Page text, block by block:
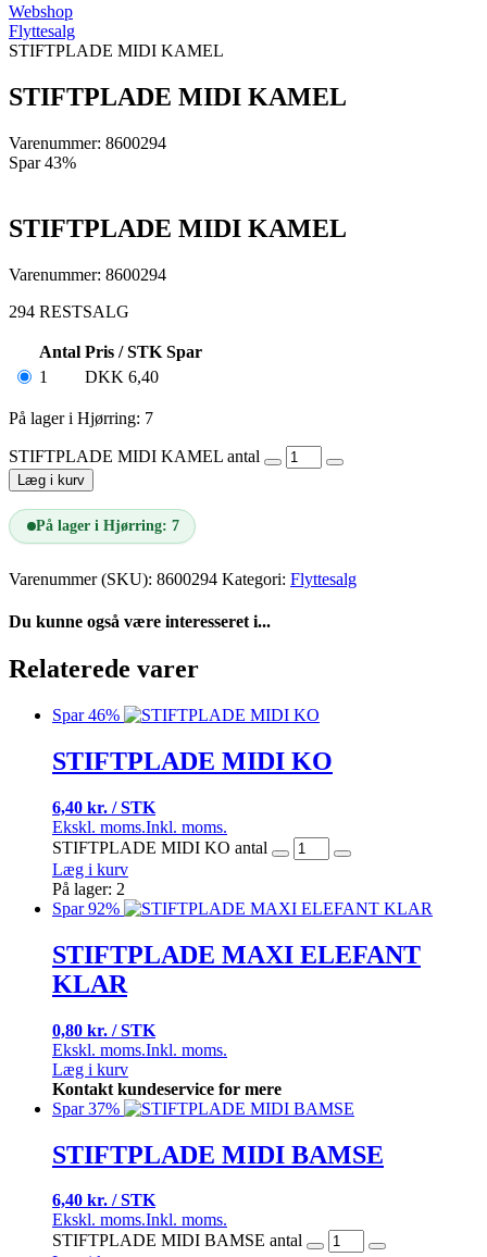
Webshop
Flyttesalg
STIFTPLADE MIDI KAMEL
STIFTPLADE MIDI KAMEL
Varenummer: 8600294
Spar 43%
STIFTPLADE MIDI KAMEL
Varenummer: 8600294
294 RESTSALG
Antal Pris / STK Spar
1
DKK 6,40
På lager i Hjørring: 7
STIFTPLADE MIDI KAMEL antal
Læg i kurv
På lager i Hjørring: 7
Varenummer (SKU): 8600294 Kategori: Flyttesalg
Du kunne også være interesseret i...
Relaterede varer
Spar 46%
STIFTPLADE MIDI KO
6,40 kr. / STK
Ekskl. moms.Inkl. moms.
STIFTPLADE MIDI KO antal
Læg i kurv
På lager: 2
Spar 92%
STIFTPLADE MAXI ELEFANT
KLAR
0,80 kr. / STK
Ekskl. moms.Inkl. moms.
Læg i kurv
Kontakt kundeservice for mere
Spar 37%
STIFTPLADE MIDI BAMSE
6,40 kr. / STK
Ekskl. moms.Inkl. moms.
STIFTPLADE MIDI BAMSE antal